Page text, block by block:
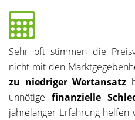
Sehr oft stimmen die
nicht mit den
zu niedriger Wertansatz
unnötige finanzielle
jahrelanger Erfahrung